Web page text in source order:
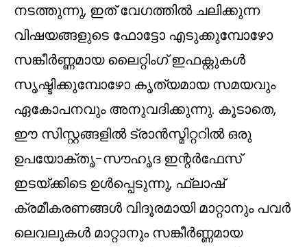
നടത്തുന്നു, ഇത് വേഗത്തിൽ ചലിക്കുന്ന
വിഷയങ്ങളുടെ ഫോട്ടോ എടുക്കുമ്പോഴോ
സങ്കീർണ്ണമായ ലൈറ്റിംഗ് ഇഫക്റ്റുകൾ
സൃഷ്ടിക്കുമ്പോഴോ കൃത്യമായ സമയവും
ഏകോപനവും അനുവദിക്കുന്നു. കൂടാതെ,
ഈ സിസ്റ്റങ്ങളിൽ ട്രാൻസ്മിറ്ററിൽ ഒരു
ഉപയോക്തൃ-സൗഹൃദ ഇന്റർഫേസ്
ഇടയ്ക്കിടെ ഉൾപ്പെടുന്നു, ഫ്ലാഷ്
ക്രമീകരണങ്ങൾ വിദൂരമായി മാറ്റാനും പവർ
ലെവലുകൾ മാറ്റാനും സങ്കീർണ്ണമായ